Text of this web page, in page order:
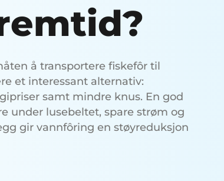
å transportere fiskefôr til
et interessant alternativ:
samt mindre knus. En god
under lusebeltet, spare strøm og
gir vannfôring en støyreduksjon